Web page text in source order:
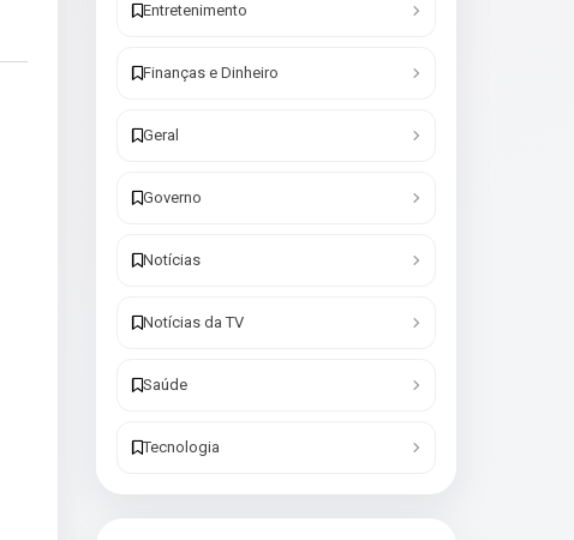
Entretenimento
Finanças e Dinheiro
Geral
Governo
Notícias
Notícias da TV
Saúde
Tecnologia